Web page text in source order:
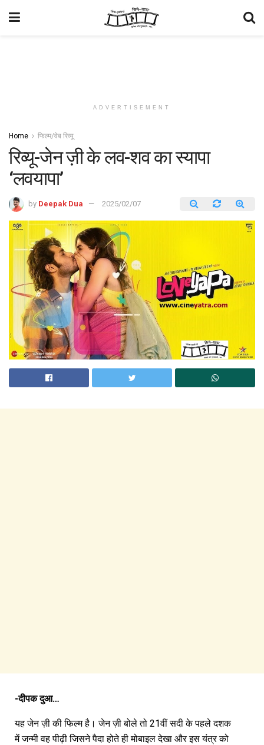
ADVERTISEMENT
Home फिल्म/वेब रिव्यू
रिव्यू-जेन ज़ी के लव-शव का स्यापा
‘लवयापा’
by Deepak Dua 2025/02/07
-दीपक दुआ…
यह जेन ज़ी की फिल्म है। जेन ज़ी बोले तो 21वीं सदी के पहले दशक
में जन्मी वह पीढ़ी जिसने पैदा होते ही मोबाइल देखा और इस यंत्र को